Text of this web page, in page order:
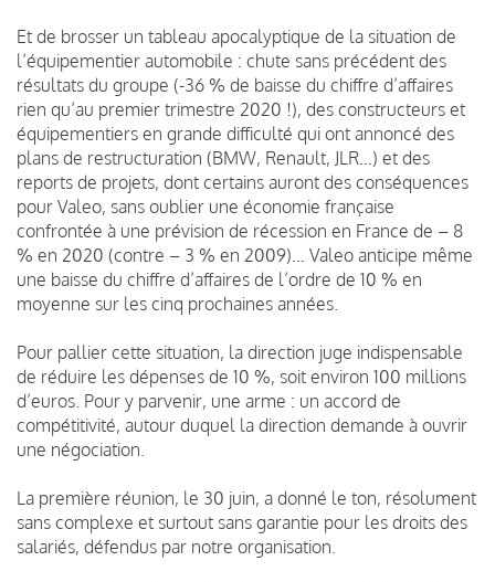
Et de brosser un tableau apocalyptique de la situation de
l’équipementier automobile : chute sans précédent des
résultats du groupe (-36 % de baisse du chiffre d’affaires
rien qu’au premier trimestre 2020 !), des constructeurs et
équipementiers en grande difficulté qui ont annoncé des
plans de restructuration (BMW, Renault, JLR…) et des
reports de projets, dont certains auront des conséquences
pour Valeo, sans oublier une économie française
confrontée à une prévision de récession en France de – 8
% en 2020 (contre – 3 % en 2009)… Valeo anticipe même
une baisse du chiffre d’affaires de l’ordre de 10 % en
moyenne sur les cinq prochaines années.
Pour pallier cette situation, la direction juge indispensable
de réduire les dépenses de 10 %, soit environ 100 millions
d’euros. Pour y parvenir, une arme : un accord de
compétitivité, autour duquel la direction demande à ouvrir
une négociation.
La première réunion, le 30 juin, a donné le ton, résolument
sans complexe et surtout sans garantie pour les droits des
salariés, défendus par notre organisation.